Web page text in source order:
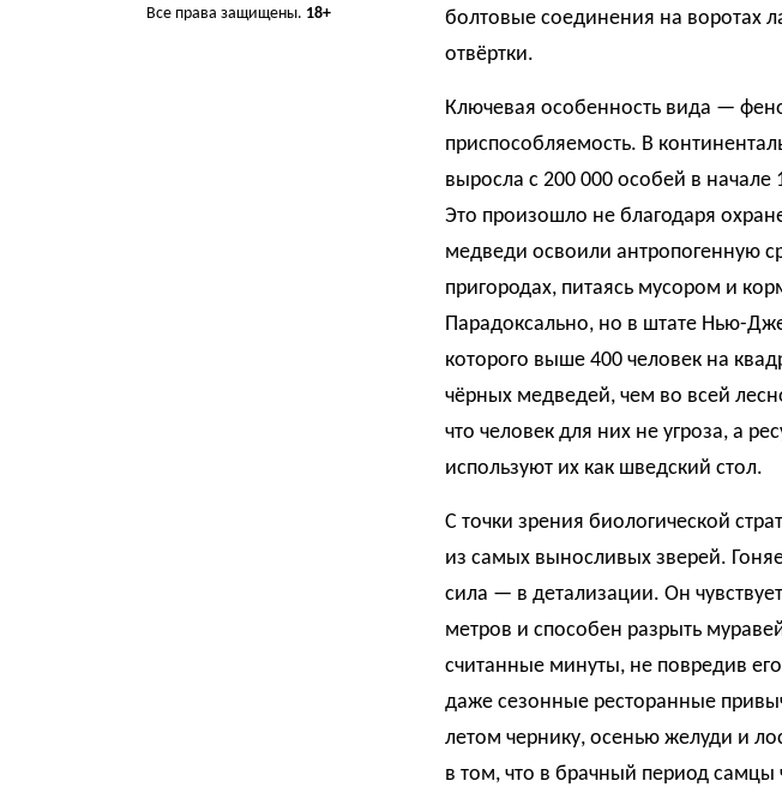
Все права защищены. 18+
болтовые соединения на воротах
отвёртки.
Ключевая особенность вида —
приспособляемость. В
выросла с 200 000 особей в начале
Это произошло не благодаря
медведи освоили антропогенную
пригородах, питаясь мусором и
Парадоксально, но в штате Нью-
которого выше 400 человек на
чёрных медведей, чем во всей
что человек для них не угроза, а
используют их как шведский стол.
С точки зрения биологической
из самых выносливых зверей.
сила — в детализации. Он
метров и способен разрыть
считанные минуты, не повредив
даже сезонные ресторанные
летом чернику, осенью желуди и
в том, что в брачный период самцы